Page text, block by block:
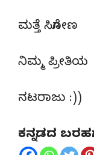
ಮತ್ತೆ ಸಿಗೋಣ
ನಿಮ್ಮ ಪ್ರೀತಿಯ
ನಟರಾಜು :))
ಕನ್ನಡದ